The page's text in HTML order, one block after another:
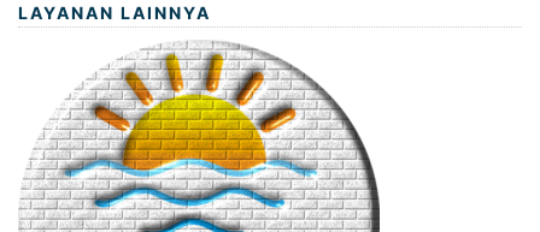
LAYANAN LAINNYA